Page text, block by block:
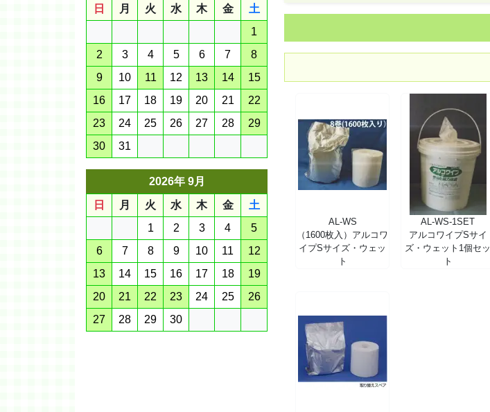
日
月 火 水 木 金
土
1
2
3 4 5 6 7
8
9
10 11 12 13 14
15
16
17 18 19 20 21
22
23
24 25 26 27 28
29
30
31
2026年 9月
日
月 火 水 木 金
土
1
2 3 4
5
6
7 8 9 10 11
12
13
14 15 16 17 18
19
20
21 22 23 24 25
26
27
28 29 30
AL-WS
（1600枚入）アルコワ
イプSサイズ・ウェッ
ト
AL-WS-1SET
アルコワイプSサイ
ズ・ウェット1個セッ
ト